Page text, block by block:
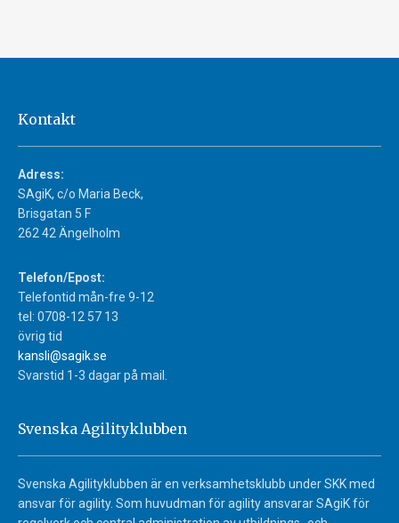
Kontakt
Adress:
SAgiK, c/o Maria Beck,
Brisgatan 5 F
262 42 Ängelholm
Telefon/Epost:
Telefontid mån-fre 9-12
tel: 0708-12 57 13
övrig tid
kansli@sagik.se
Svarstid 1-3 dagar på mail.
Svenska Agilityklubben
Svenska Agilityklubben är en verksamhetsklubb under SKK med
ansvar för agility. Som huvudman för agility ansvarar SAgiK för